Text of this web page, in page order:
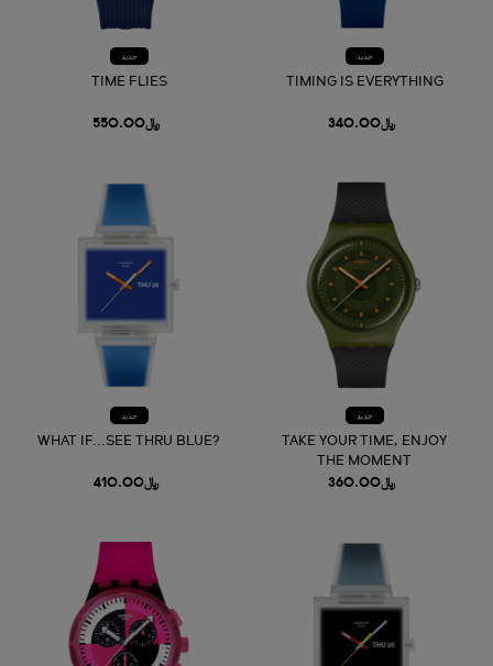
جديد
TIMING IS EVERYTHING
﷼340.00
جديد
TIME FLIES
﷼550.00
جديد
TAKE YOUR TIME, ENJOY
THE MOMENT
﷼360.00
جديد
WHAT IF...SEE THRU BLUE?
﷼410.00